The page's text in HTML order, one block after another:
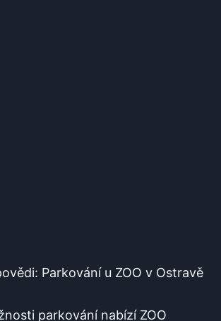
Parkování u ZOO v Ostravě
parkování ⁢nabízí ZOO